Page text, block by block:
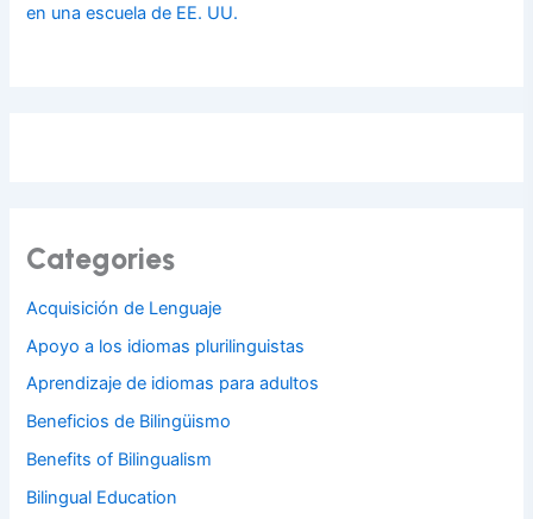
en una escuela de EE. UU.
Categories
Acquisición de Lenguaje
Apoyo a los idiomas plurilinguistas
Aprendizaje de idiomas para adultos
Beneficios de Bilingüismo
Benefits of Bilingualism
Bilingual Education